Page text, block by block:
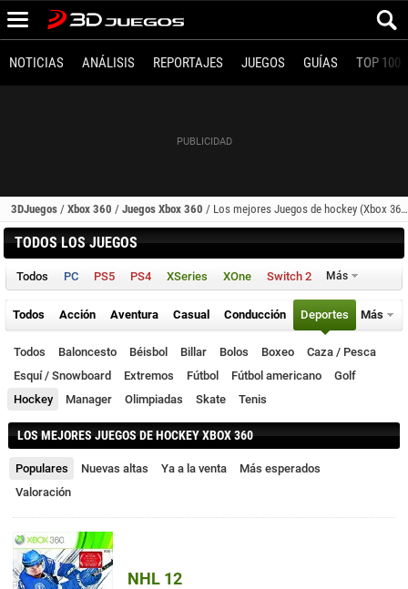
NOTICIAS ANÁLISIS REPORTAJES JUEGOS GUÍAS TOP 100
3DJuegos / Xbox 360 / Juegos Xbox 360 / Los mejores Juegos de hockey (Xbox 360)
TODOS LOS JUEGOS
Todos PC PS5 PS4 XSeries XOne Switch 2 Más
Todos Acción Aventura Casual Conducción Deportes Más
Todos Baloncesto Béisbol Billar Bolos Boxeo
Caza / Pesca
Esquí / Snowboard
Extremos Fútbol Fútbol americano
Golf
Hockey
Manager Olimpiadas Skate Tenis
LOS MEJORES JUEGOS DE HOCKEY XBOX 360
Populares Nuevas altas Ya a la venta
Más esperados
Valoración
NHL 12